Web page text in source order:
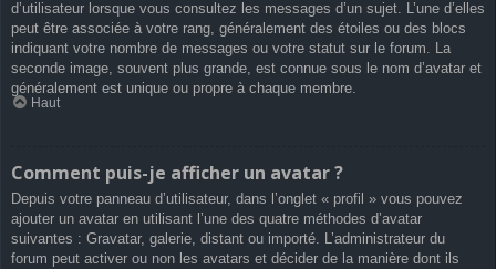
d’utilisateur lorsque vous consultez les messages d’un sujet. L’une d’elles
peut être associée à votre rang, généralement des étoiles ou des blocs
indiquant votre nombre de messages ou votre statut sur le forum. La
seconde image, souvent plus grande, est connue sous le nom d’avatar et
généralement est unique ou propre à chaque membre.
Haut
Comment puis-je afficher un avatar ?
Depuis votre panneau d’utilisateur, dans l’onglet « profil » vous pouvez
ajouter un avatar en utilisant l’une des quatre méthodes d’avatar
suivantes : Gravatar, galerie, distant ou importé. L’administrateur du
forum peut activer ou non les avatars et décider de la manière dont ils